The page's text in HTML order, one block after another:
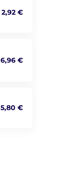
2,92 €
6,96 €
5,80 €